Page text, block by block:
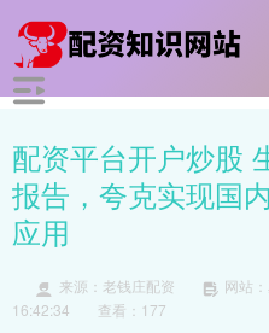
配资平台开户炒股
报告，夸克实现国
应用
来源：老钱庄配资 网站
16:42:34
查看：177